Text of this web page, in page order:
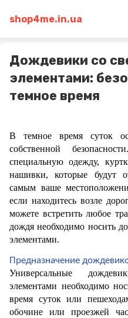
shop4me.in.ua
Дождевики со
элементами:
темное время
В темное время суток
собственной
специальную одежду,
нашивки, которые будут
самым ваше
если находитесь возле
можете встретить любое
дождя необходимо носить
элементами.
Предназначение
Универсальные
элементами необходимо
время суток или
обочине или проезжей